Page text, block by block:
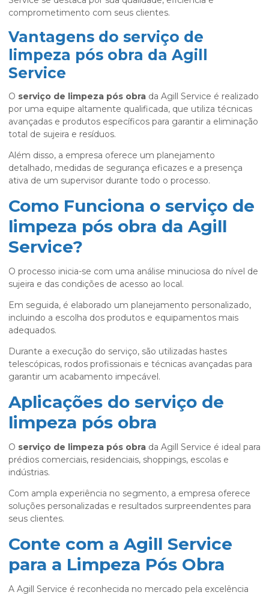
comprometimento com seus clientes.
Vantagens do serviço de
limpeza pós obra da Agill
Service
O serviço de limpeza pós obra da Agill Service é realizado
por uma equipe altamente qualificada, que utiliza técnicas
avançadas e produtos específicos para garantir a eliminação
total de sujeira e resíduos.
Além disso, a empresa oferece um planejamento
detalhado, medidas de segurança eficazes e a presença
ativa de um supervisor durante todo o processo.
Como Funciona o serviço de
limpeza pós obra da Agill
Service?
O processo inicia-se com uma análise minuciosa do nível de
sujeira e das condições de acesso ao local.
Em seguida, é elaborado um planejamento personalizado,
incluindo a escolha dos produtos e equipamentos mais
adequados.
Durante a execução do serviço, são utilizadas hastes
telescópicas, rodos profissionais e técnicas avançadas para
garantir um acabamento impecável.
Aplicações do serviço de
limpeza pós obra
O serviço de limpeza pós obra da Agill Service é ideal para
prédios comerciais, residenciais, shoppings, escolas e
indústrias.
Com ampla experiência no segmento, a empresa oferece
soluções personalizadas e resultados surpreendentes para
seus clientes.
Conte com a Agill Service
para a Limpeza Pós Obra
A Agill Service é reconhecida no mercado pela excelência